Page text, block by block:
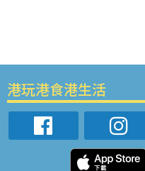
港玩港食港生活